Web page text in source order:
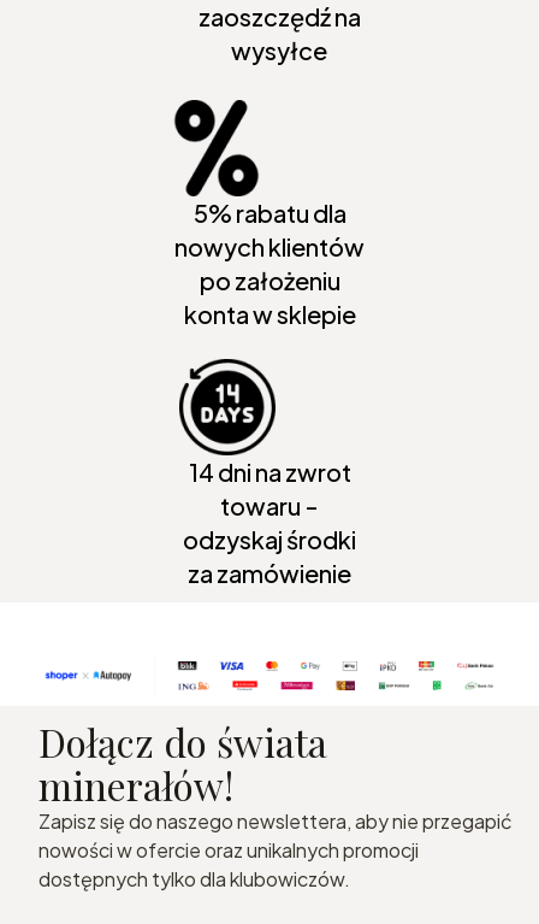
zaoszczędź na
wysyłce
5% rabatu dla
nowych klientów
po założeniu
konta w sklepie
14 dni na zwrot
towaru -
odzyskaj środki
za zamówienie
Dołącz do świata
minerałów!
Zapisz się do naszego newslettera, aby nie przegapić
nowości w ofercie oraz unikalnych promocji
dostępnych tylko dla klubowiczów.